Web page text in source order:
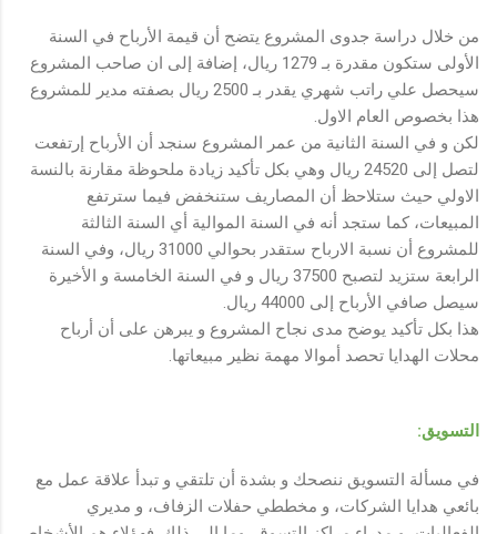
من خلال دراسة جدوى المشروع يتضح أن قيمة الأرباح في السنة
الأولى ستكون مقدرة بـ 1279 ريال، إضافة إلى ان صاحب المشروع
سيحصل علي راتب شهري يقدر بـ 2500 ريال بصفته مدير للمشروع
هذا بخصوص العام الاول.
لكن و في السنة الثانية من عمر المشروع سنجد أن الأرباح إرتفعت
لتصل إلى 24520 ريال وهي بكل تأكيد زيادة ملحوظة مقارنة بالنسة
الاولي حيث ستلاحظ أن المصاريف ستنخفض فيما سترتفع
المبيعات، كما ستجد أنه في السنة الموالية أي السنة الثالثة
للمشروع أن نسبة الارباح ستقدر بحوالي 31000 ريال، وفي السنة
الرابعة ستزيد لتصبح 37500 ريال و في السنة الخامسة و الأخيرة
سيصل صافي الأرباح إلى 44000 ريال.
هذا بكل تأكيد يوضح مدى نجاح المشروع و يبرهن على أن أرباح
محلات الهدايا تحصد أموالا مهمة نظير مبيعاتها.
التسويق:
في مسألة التسويق ننصحك و بشدة أن تلتقي و تبدأ علاقة عمل مع
بائعي هدايا الشركات، و مخططي حفلات الزفاف، و مديري